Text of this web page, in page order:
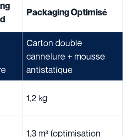
Packaging Optimisé
Carton double
cannelure + mousse
antistatique
1,2 kg
1,3 m³ (optimisation